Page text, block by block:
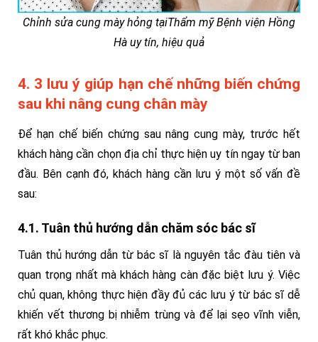
Chỉnh sửa cung mày hỏng tạiThẩm mỹ Bệnh viện Hồng
Hà uy tín, hiệu quả
4. 3 lưu ý giúp hạn chế những biến chứng
sau khi nâng cung chân mày
Để hạn chế biến chứng sau nâng cung mày, trước hết
khách hàng cần chọn địa chỉ thực hiện uy tín ngay từ ban
đầu. Bên cạnh đó, khách hàng cần lưu ý một số vấn đề
sau:
4.1. Tuân thủ hướng dẫn chăm sóc bác sĩ
Tuân thủ hướng dẫn từ bác sĩ là nguyên tắc đàu tiên và
quan trọng nhất mà khách hàng càn đặc biệt lưu ý. Việc
chủ quan, không thực hiện đầy đủ các lưu ý từ bác sĩ dễ
khiến vết thương bị nhiễm trùng và để lại sẹo vĩnh viễn,
rất khó khắc phục.